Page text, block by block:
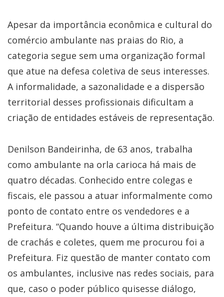
Apesar da importância econômica e cultural do
comércio ambulante nas praias do Rio, a
categoria segue sem uma organização formal
que atue na defesa coletiva de seus interesses.
A informalidade, a sazonalidade e a dispersão
territorial desses profissionais dificultam a
criação de entidades estáveis de representação.
Denilson Bandeirinha, de 63 anos, trabalha
como ambulante na orla carioca há mais de
quatro décadas. Conhecido entre colegas e
fiscais, ele passou a atuar informalmente como
ponto de contato entre os vendedores e a
Prefeitura. “Quando houve a última distribuição
de crachás e coletes, quem me procurou foi a
Prefeitura. Fiz questão de manter contato com
os ambulantes, inclusive nas redes sociais, para
que, caso o poder público quisesse diálogo,